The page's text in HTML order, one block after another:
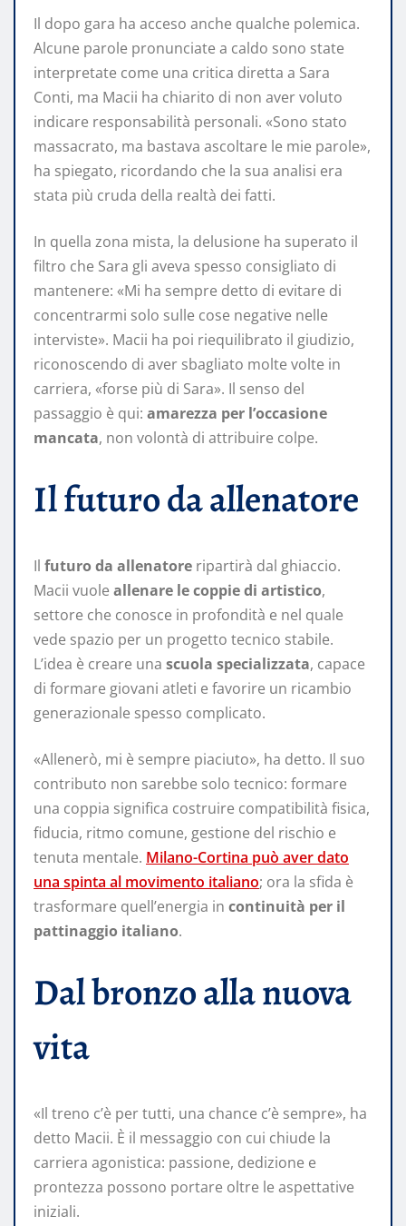
Il dopo gara ha acceso anche qualche polemica.
Alcune parole pronunciate a caldo sono state
interpretate come una critica diretta a Sara
Conti, ma Macii ha chiarito di non aver voluto
indicare responsabilità personali. «Sono stato
massacrato, ma bastava ascoltare le mie parole»,
ha spiegato, ricordando che la sua analisi era
stata più cruda della realtà dei fatti.
In quella zona mista, la delusione ha superato il
filtro che Sara gli aveva spesso consigliato di
mantenere: «Mi ha sempre detto di evitare di
concentrarmi solo sulle cose negative nelle
interviste». Macii ha poi riequilibrato il giudizio,
riconoscendo di aver sbagliato molte volte in
carriera, «forse più di Sara». Il senso del
passaggio è qui: amarezza per l’occasione
mancata, non volontà di attribuire colpe.
Il futuro da allenatore
Il futuro da allenatore ripartirà dal ghiaccio.
Macii vuole allenare le coppie di artistico,
settore che conosce in profondità e nel quale
vede spazio per un progetto tecnico stabile.
L’idea è creare una scuola specializzata, capace
di formare giovani atleti e favorire un ricambio
generazionale spesso complicato.
«Allenerò, mi è sempre piaciuto», ha detto. Il suo
contributo non sarebbe solo tecnico: formare
una coppia significa costruire compatibilità fisica,
fiducia, ritmo comune, gestione del rischio e
tenuta mentale. Milano-Cortina può aver dato
una spinta al movimento italiano; ora la sfida è
trasformare quell’energia in continuità per il
pattinaggio italiano.
Dal bronzo alla nuova
vita
«Il treno c’è per tutti, una chance c’è sempre», ha
detto Macii. È il messaggio con cui chiude la
carriera agonistica: passione, dedizione e
prontezza possono portare oltre le aspettative
iniziali.